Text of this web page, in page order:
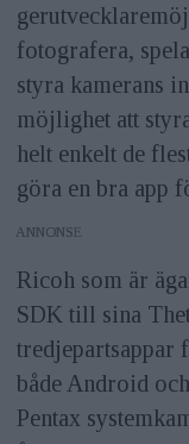
fotografera,
styra kamerans
möjlighet att
helt enkelt de
göra en bra app
ANNONS
Ricoh som är
SDK till sina
tredjepartsappar
både Android
Pentax